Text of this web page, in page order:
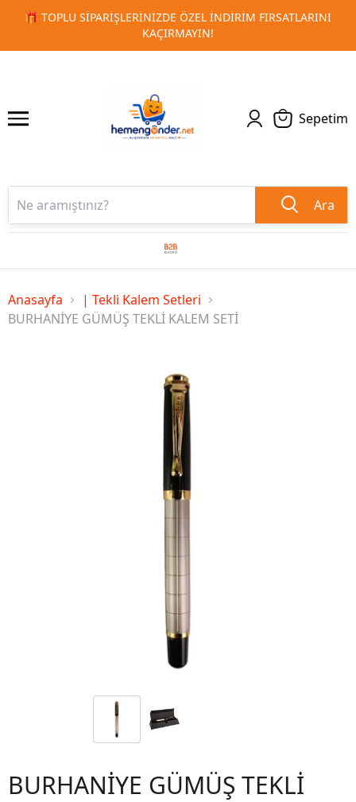
FIRSATLARINI
🚀 KURUMSAL PROMOSYON VE MATBAA
1 2
Sepetim
Ara
Anasayfa
| Tekli Kalem Setleri
BURHANİYE GÜMÜŞ TEKLİ KALEM SETİ
BURHANİYE GÜMÜŞ TEKLİ